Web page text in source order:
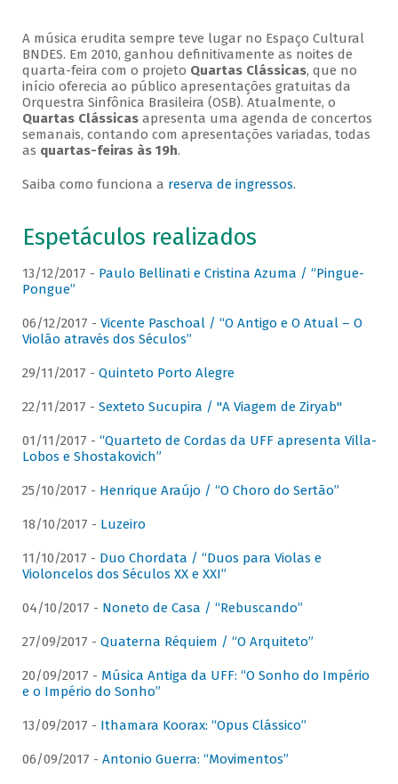
A música erudita sempre teve lugar no Espaço Cultural
BNDES. Em 2010, ganhou definitivamente as noites de
quarta-feira com o projeto Quartas Clássicas, que no
início oferecia ao público apresentações gratuitas da
Orquestra Sinfônica Brasileira (OSB). Atualmente, o
Quartas Clássicasapresenta uma agenda de concertos
semanais, contando com apresentações variadas, todas
as quartas-feiras às 19h.
Saiba como funciona a reserva de ingressos.
Espetáculos realizados
13/12/2017 - Paulo Bellinati e Cristina Azuma / “Pingue-
Pongue”
06/12/2017 - Vicente Paschoal / “O Antigo e O Atual – O
Violão através dos Séculos”
29/11/2017 - Quinteto Porto Alegre
22/11/2017 - Sexteto Sucupira / "A Viagem de Ziryab"
01/11/2017 - “Quarteto de Cordas da UFF apresenta Villa-
Lobos e Shostakovich”
25/10/2017 - Henrique Araújo / “O Choro do Sertão”
18/10/2017 - Luzeiro
11/10/2017 - Duo Chordata / “Duos para Violas e
Violoncelos dos Séculos XX e XXI”
04/10/2017 - Noneto de Casa / “Rebuscando”
27/09/2017 - Quaterna Réquiem / “O Arquiteto”
20/09/2017 - Música Antiga da UFF: “O Sonho do Império
e o Império do Sonho”
13/09/2017 - Ithamara Koorax: “Opus Clássico”
06/09/2017 - Antonio Guerra: “Movimentos”